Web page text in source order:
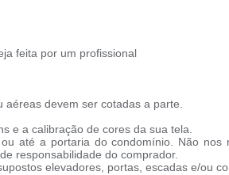
feita por um profissional
devem ser cotadas a parte.
e a calibração de cores da sua tela.
até a portaria do condomínio. Não nos
responsabilidade do comprador.
elevadores, portas, escadas e/ou